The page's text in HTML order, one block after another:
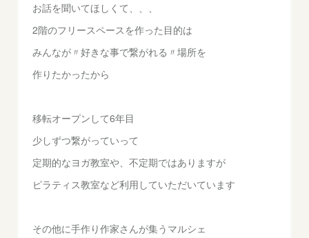
お話を聞いてほしくて、、、
2階のフリースペースを作った目的は
みんなが〃好きな事で繋がれる〃場所を
作りたかったから
移転オープンして6年目
少しずつ繋がっていって
定期的なヨガ教室や、不定期ではありますが
ピラティス教室など利用していただいています
その他に手作り作家さんが集うマルシェ